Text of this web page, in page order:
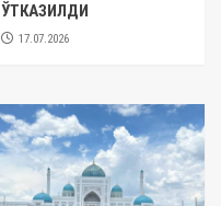
ЎТКАЗИЛДИ
17.07.2026